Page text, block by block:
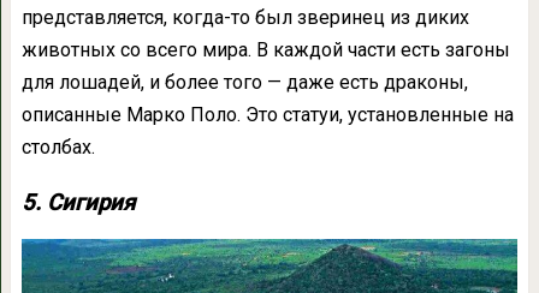
представляется, когда-то был зверинец из диких
животных со всего мира. В каждой части есть загоны
для лошадей, и более того — даже есть драконы,
описанные Марко Поло. Это статуи, установленные на
столбах.
5. Сигирия